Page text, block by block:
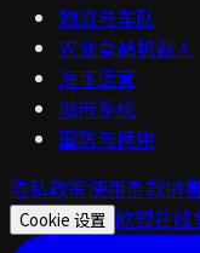
物流与车队
农业食品机器人
海事运营
城市系统
国防与两用
隐私政策使用条款销
Cookie 设置 欧盟在线